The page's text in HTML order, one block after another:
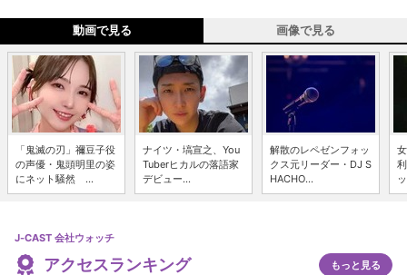
動画で見る 画像で見る
「鬼滅の刃」禰豆子役
の声優・鬼頭明里の姿
にネット騒然 ...
ナイツ・塙宣之、You
Tuberヒカルの落語家
デビュー...
解散のレペゼンフォッ
クス元リーダー・DJ S
HACHO...
J-CAST 会社ウォッチ
アクセスランキング もっと見る